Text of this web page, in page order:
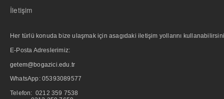
İletişim
Her türlü konuda bize ulaşmak için asagıdaki iletişim yollarını
E-Posta Adreslerimiz:
getem@bogazici.edu.tr
WhatsApp: 05393089577
Telefon: 0212 359 7538